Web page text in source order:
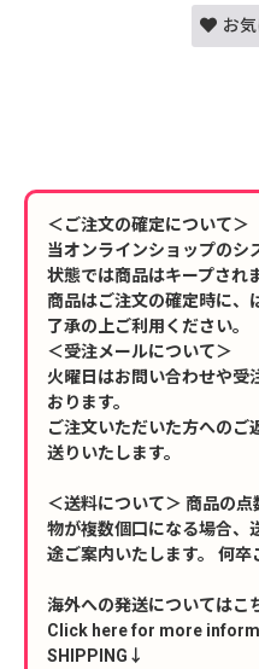
お
＜ご注文の確定について＞
当オンラインショップのシ
状態では商品はキープされ
商品はご注文の確定時に、
了承の上ご利用ください。
＜受注メールについて＞
火曜日はお問い合わせや受
おります。
ご注文いただいた方へのご
送りいたします。
＜送料について＞ 商品の
物が複数個口になる場合、
途ご案内いたします。 何卒
海外への発送についてはこ
Click here for more
SHIPPING↓